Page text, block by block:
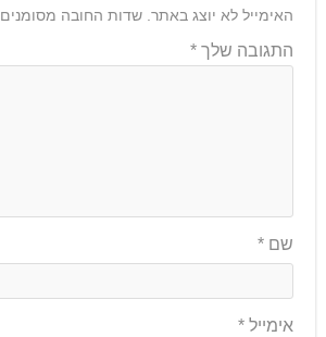
האימייל לא יוצג באתר. שדות החובה מסומנים
התגובה שלך *
שם *
אימייל *